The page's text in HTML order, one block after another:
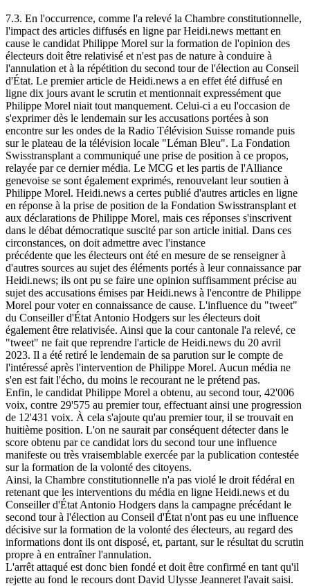
7.3. En l'occurrence, comme l'a relevé la Chambre constitutionnelle,
l'impact des articles diffusés en ligne par Heidi.news mettant en
cause le candidat Philippe Morel sur la formation de l'opinion des
électeurs doit être relativisé et n'est pas de nature à conduire à
l'annulation et à la répétition du second tour de l'élection au Conseil
d'État. Le premier article de Heidi.news a en effet été diffusé en
ligne dix jours avant le scrutin et mentionnait expressément que
Philippe Morel niait tout manquement. Celui-ci a eu l'occasion de
s'exprimer dès le lendemain sur les accusations portées à son
encontre sur les ondes de la Radio Télévision Suisse romande puis
sur le plateau de la télévision locale "Léman Bleu". La Fondation
Swisstransplant a communiqué une prise de position à ce propos,
relayée par ce dernier média. Le MCG et les partis de l'Alliance
genevoise se sont également exprimés, renouvelant leur soutien à
Philippe Morel. Heidi.news a certes publié d'autres articles en ligne
en réponse à la prise de position de la Fondation Swisstransplant et
aux déclarations de Philippe Morel, mais ces réponses s'inscrivent
dans le débat démocratique suscité par son article initial. Dans ces
circonstances, on doit admettre avec l'instance
précédente que les électeurs ont été en mesure de se renseigner à
d'autres sources au sujet des éléments portés à leur connaissance par
Heidi.news; ils ont pu se faire une opinion suffisamment précise au
sujet des accusations émises par Heidi.news à l'encontre de Philippe
Morel pour voter en connaissance de cause. L'influence du "tweet"
du Conseiller d'État Antonio Hodgers sur les électeurs doit
également être relativisée. Ainsi que la cour cantonale l'a relevé, ce
"tweet" ne fait que reprendre l'article de Heidi.news du 20 avril
2023. Il a été retiré le lendemain de sa parution sur le compte de
l'intéressé après l'intervention de Philippe Morel. Aucun média ne
s'en est fait l'écho, du moins le recourant ne le prétend pas.
Enfin, le candidat Philippe Morel a obtenu, au second tour, 42'006
voix, contre 29'575 au premier tour, effectuant ainsi une progression
de 12'431 voix. À cela s'ajoute qu'au premier tour, il se trouvait en
huitième position. L'on ne saurait par conséquent détecter dans le
score obtenu par ce candidat lors du second tour une influence
manifeste ou très vraisemblable exercée par la publication contestée
sur la formation de la volonté des citoyens.
Ainsi, la Chambre constitutionnelle n'a pas violé le droit fédéral en
retenant que les interventions du média en ligne Heidi.news et du
Conseiller d'État Antonio Hodgers dans la campagne précédant le
second tour à l'élection au Conseil d'État n'ont pas eu une influence
décisive sur la formation de la volonté des électeurs, au regard des
informations dont ils ont disposé, et, partant, sur le résultat du scrutin
propre à en entraîner l'annulation.
L'arrêt attaqué est donc bien fondé et doit être confirmé en tant qu'il
rejette au fond le recours dont David Ulysse Jeanneret l'avait saisi.